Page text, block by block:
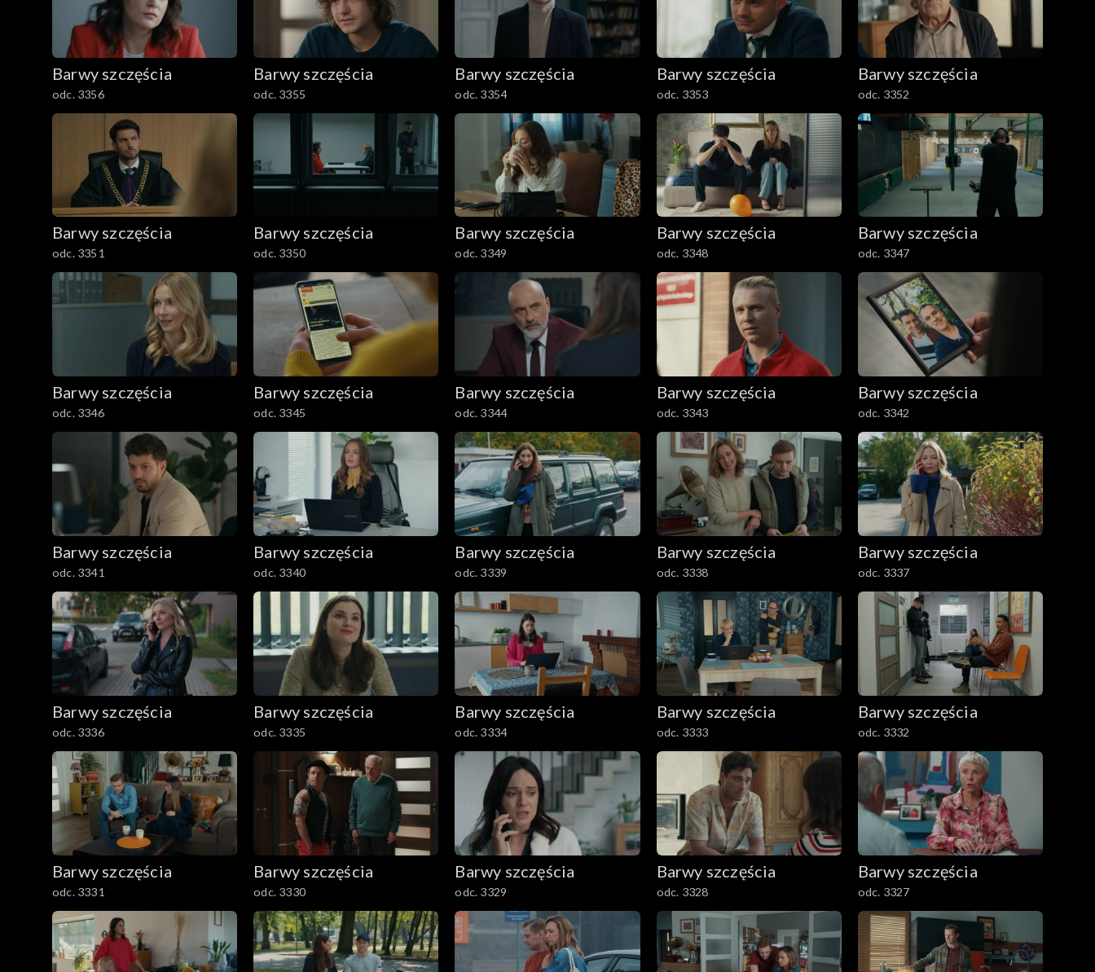
Barwy szczęścia
odc. 3356
Barwy szczęścia
odc. 3355
Barwy szczęścia
odc. 3354
Barwy szczęścia
odc. 3353
Barwy szczęścia
odc. 3352
Barwy szczęścia
odc. 3351
Barwy szczęścia
odc. 3350
Barwy szczęścia
odc. 3349
Barwy szczęścia
odc. 3348
Barwy szczęścia
odc. 3347
Barwy szczęścia
odc. 3346
Barwy szczęścia
odc. 3345
Barwy szczęścia
odc. 3344
Barwy szczęścia
odc. 3343
Barwy szczęścia
odc. 3342
Barwy szczęścia
odc. 3341
Barwy szczęścia
odc. 3340
Barwy szczęścia
odc. 3339
Barwy szczęścia
odc. 3338
Barwy szczęścia
odc. 3337
Barwy szczęścia
odc. 3336
Barwy szczęścia
odc. 3335
Barwy szczęścia
odc. 3334
Barwy szczęścia
odc. 3333
Barwy szczęścia
odc. 3332
Barwy szczęścia
odc. 3331
Barwy szczęścia
odc. 3330
Barwy szczęścia
odc. 3329
Barwy szczęścia
odc. 3328
Barwy szczęścia
odc. 3327